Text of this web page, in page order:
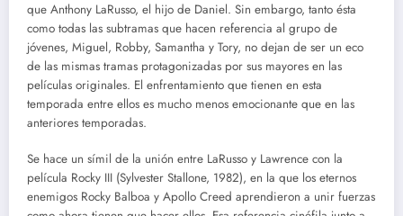
que Anthony LaRusso, el hijo de Daniel. Sin embargo, tanto ésta
como todas las subtramas que hacen referencia al grupo de
jóvenes, Miguel, Robby, Samantha y Tory, no dejan de ser un eco
de las mismas tramas protagonizadas por sus mayores en las
películas originales. El enfrentamiento que tienen en esta
temporada entre ellos es mucho menos emocionante que en las
anteriores temporadas.
Se hace un símil de la unión entre LaRusso y Lawrence con la
película Rocky III (Sylvester Stallone, 1982), en la que los eternos
enemigos Rocky Balboa y Apollo Creed aprendieron a unir fuerzas